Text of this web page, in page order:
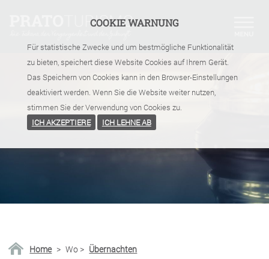
COOKIE WARNUNG
Für statistische Zwecke und um bestmögliche Funktionalität
zu bieten, speichert diese Website Cookies auf Ihrem Gerät.
Das Speichern von Cookies kann in den Browser-Einstellungen
deaktiviert werden. Wenn Sie die Website weiter nutzen,
stimmen Sie der Verwendung von Cookies zu.
ICH AKZEPTIERE
ICH LEHNE AB
Home > Wo > Übernachten